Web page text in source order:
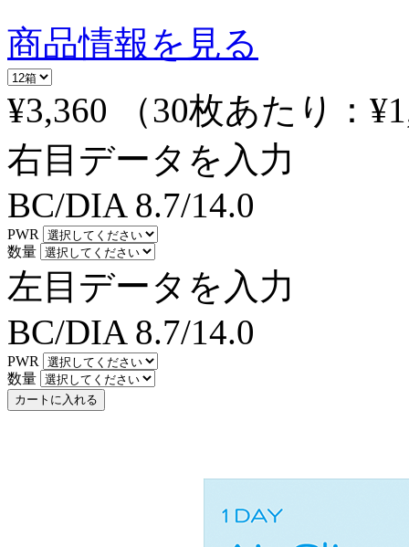
商品情報を見る
¥3,360
（30枚あたり：
右目データを入力
BC/DIA 8.7/14.0
PWR
数量
左目データを入力
BC/DIA 8.7/14.0
PWR
数量
カートに入れる